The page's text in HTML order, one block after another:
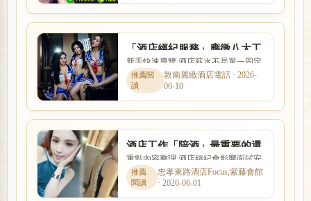
「酒店經紀服務」應徵八大工
作自由彈性上班時間、日領高
薪
新手快速導覽 酒店薪水不是單一固定
數字，而是受到店型、出勤時段、節
數、客源與個人條件影響。...
敦南麗緻酒店電話 · 2026-
06-10
酒店工作「陪酒」最重要的還
是要找對八大經紀人
重點內容整理 酒店經紀會影響面試安
排、工作介紹、薪資說明與新人安全
感。本文以「酒店工作「陪...
忠孝東路酒店Focus,紫藤會館
· 2026-06-01